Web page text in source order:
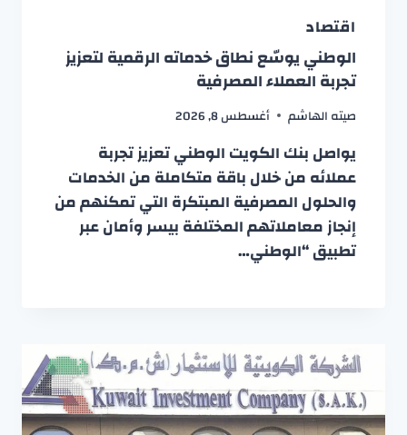
اقتصاد
الوطني يوسّع نطاق خدماته الرقمية لتعزيز
تجربة العملاء المصرفية
صيته الهاشم أغسطس 8, 2026
يواصل بنك الكويت الوطني تعزيز تجربة
عملائه من خلال باقة متكاملة من الخدمات
والحلول المصرفية المبتكرة التي تمكنهم من
إنجاز معاملاتهم المختلفة بيسر وأمان عبر
تطبيق “الوطني…